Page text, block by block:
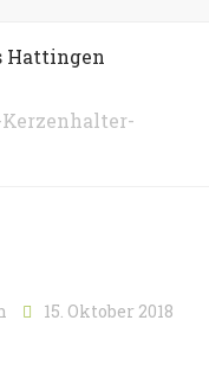
Hattingen
15. Oktober 2018